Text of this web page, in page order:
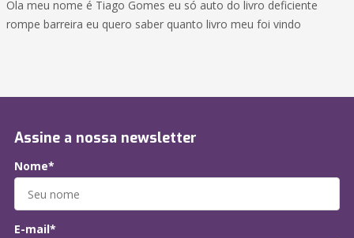
Ola meu nome é Tiago Gomes eu só auto do livro deficiente
rompe barreira eu quero saber quanto livro meu foi vindo
Assine a nossa newsletter
Nome*
E-mail*